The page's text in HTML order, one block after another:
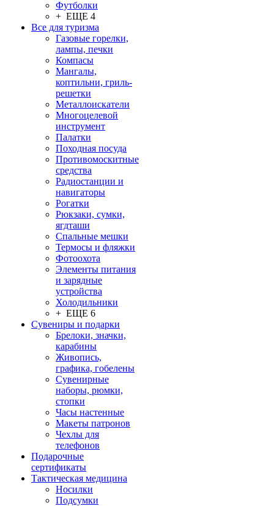
Футболки
+ ЕЩЕ 4
Все для туризма
Газовые горелки,
лампы, печки
Компасы
Мангалы,
коптильни, гриль-
решетки
Металлоискатели
Многоцелевой
инструмент
Палатки
Походная посуда
Противомоскитные
средства
Радиостанции и
навигаторы
Рогатки
Рюкзаки, сумки,
ягдташи
Спальные мешки
Термосы и фляжки
Фотоохота
Элементы питания
и зарядные
устройства
Холодильники
+ ЕЩЕ 6
Сувениры и подарки
Брелоки, значки,
карабины
Живопись,
графика, гобелены
Сувенирные
наборы, рюмки,
стопки
Часы настенные
Макеты патронов
Чехлы для
телефонов
Подарочные
сертификаты
Тактическая медицина
Носилки
Подсумки